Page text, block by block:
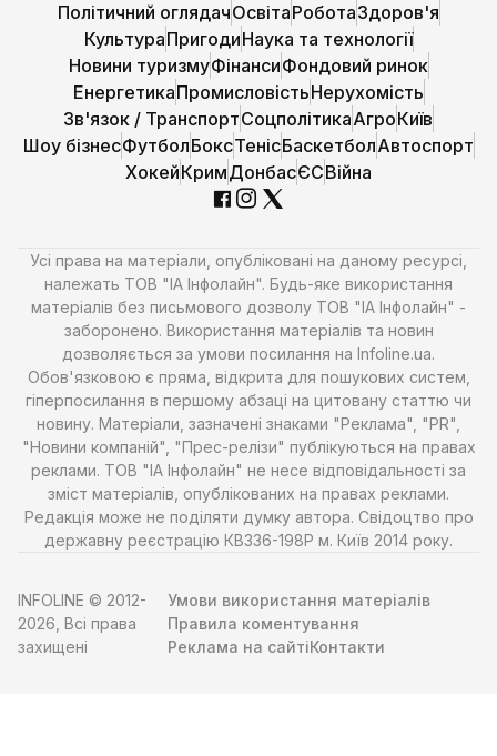
Політичний оглядачОсвітаРоботаЗдоров'я
КультураПригодиНаука та технології
Новини туризмуФінансиФондовий ринок
ЕнергетикаПромисловістьНерухомість
Зв'язок / ТранспортСоцполітикаАгроКиїв
Шоу бізнесФутболБоксТенісБаскетболАвтоспорт
ХокейКримДонбасЄСВійна
Усі права на матеріали, опубліковані на даному ресурсі,
належать ТОВ "ІА Інфолайн". Будь-яке використання
матеріалів без письмового дозволу ТОВ "ІА Інфолайн" -
заборонено. Використання матеріалів та новин
дозволяється за умови посилання на Infoline.ua.
Обов'язковою є пряма, відкрита для пошукових систем,
гіперпосилання в першому абзаці на цитовану статтю чи
новину. Матеріали, зазначені знаками "Реклама", "PR",
"Новини компаній", "Прес-релізи" публікуються на правах
реклами. ТОВ "ІА Інфолайн" не несе відповідальності за
зміст матеріалів, опублікованих на правах реклами.
Редакція може не поділяти думку автора. Свідоцтво про
державну реєстрацію КВ336-198Р м. Київ 2014 року.
INFOLINE © 2012-
2026, Всі права
захищені
Умови використання матеріалів
Правила коментування
Реклама на сайтіКонтакти